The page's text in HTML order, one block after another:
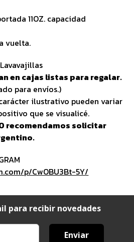
11OZ. capacidad
vuelta.
en cajas listas para regalar.
para envíos.)
ilustrativo pueden variar
que se visualicé.
recomendamos solicitar
p/CwOBU3Bt-5Y/
para recibir novedades
Enviar